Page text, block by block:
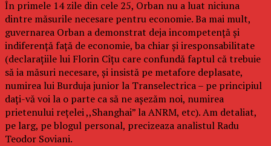
În primele 14 zile din cele 25, Orban nu a luat niciuna
dintre măsurile necesare pentru economie. Ba mai mult,
guvernarea Orban a demonstrat deja incompetență și
indiferență față de economie, ba chiar și iresponsabilitate
(declarațiile lui Florin Cîțu care confundă faptul că trebuie
să ia măsuri necesare, și insistă pe metafore deplasate,
numirea lui Burduja junior la Transelectrica – pe principiul
dați-vă voi la o parte ca să ne așezăm noi, numirea
prietenului rețelei ,,Shanghai” la ANRM, etc). Am detaliat,
pe larg, pe blogul personal, precizeaza analistul Radu
Teodor Soviani.